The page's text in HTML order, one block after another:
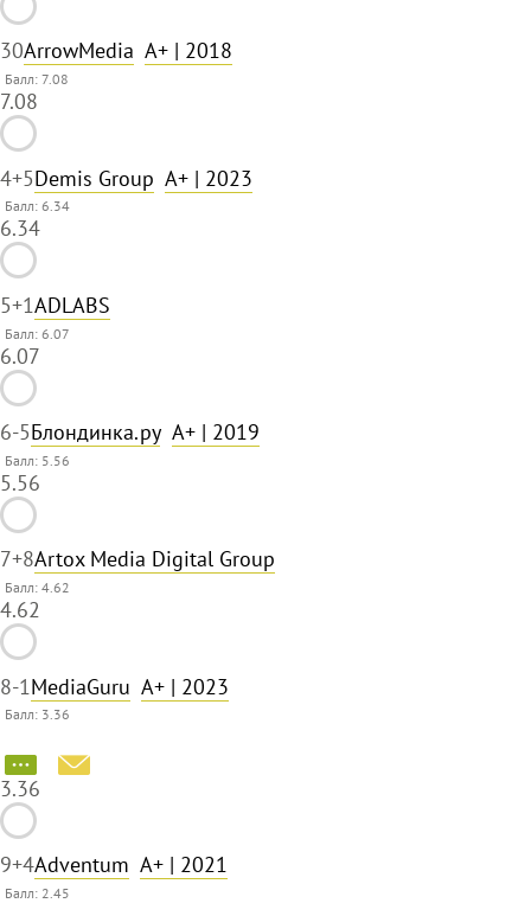
30ArrowMedia A+ | 2018
Балл: 7.08
7.08
4+5Demis Group A+ | 2023
Балл: 6.34
6.34
5+1ADLABS
Балл: 6.07
6.07
6-5Блондинка.ру A+ | 2019
Балл: 5.56
5.56
7+8Artox Media Digital Group
Балл: 4.62
4.62
8-1MediaGuru A+ | 2023
Балл: 3.36
3.36
9+4Adventum A+ | 2021
Балл: 2.45